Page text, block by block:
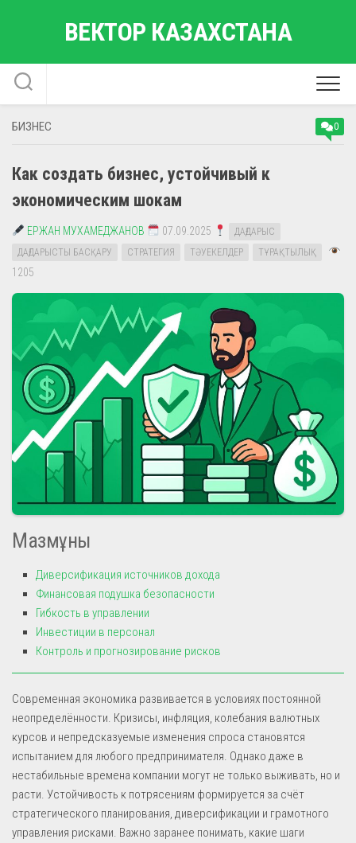
ВЕКТОР КАЗАХСТАНА
БИЗНЕС 0
Как создать бизнес, устойчивый к
экономическим шокам
ЕРЖАН МУХАМЕДЖАНОВ 07.09.2025
ДАҒДАРЫС
ДАҒДАРЫСТЫ БАСҚАРУ
СТРАТЕГИЯ ТӘУЕКЕЛДЕР ТҰРАҚТЫЛЫҚ
1205
Мазмұны
Диверсификация источников дохода
Финансовая подушка безопасности
Гибкость в управлении
Инвестиции в персонал
Контроль и прогнозирование рисков
Современная экономика развивается в условиях постоянной
неопределённости. Кризисы, инфляция, колебания валютных
курсов и непредсказуемые изменения спроса становятся
испытанием для любого предпринимателя. Однако даже в
нестабильные времена компании могут не только выживать, но и
расти. Устойчивость к потрясениям формируется за счёт
стратегического планирования, диверсификации и грамотного
управления рисками. Важно заранее понимать, какие шаги